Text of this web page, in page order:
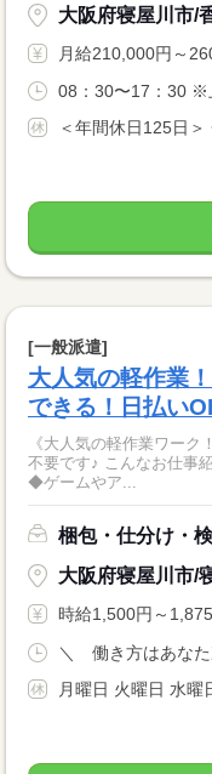
大阪府寝屋川市/
月給210,000円～
08：30〜17：30 ※
＜年間休日125日
[一般派遣]
大人気の軽作業
できる！日払い
《大人気の軽作業ワーク！》 難しい仕事な一切なし！ 知識
不要です♪ こんなお仕事紹介できます◎ ◆ハガキや郵便物の仕分け
◆ゲームやア...
梱包・仕分け・
大阪府寝屋川市/
時給1,500円～
＼ 働き方はあな
月曜日 火曜日 水曜